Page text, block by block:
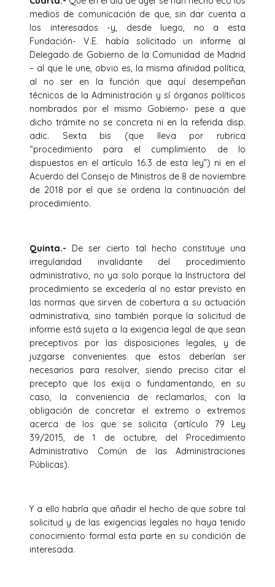
medios de comunicación de que, sin dar cuenta a
los interesados -y, desde luego, no a esta
Fundación- V.E. había solicitado un informe al
Delegado de Gobierno de la Comunidad de Madrid
– al que le une, obvio es, la misma afinidad política,
al no ser en la función que aquí desempeñan
técnicos de la Administración y sí órganos políticos
nombrados por el mismo Gobierno- pese a que
dicho trámite no se concreta ni en la referida disp.
adic. Sexta bis (que lleva por rubrica
“procedimiento para el cumplimiento de lo
dispuestos en el artículo 16.3 de esta ley”) ni en el
Acuerdo del Consejo de Ministros de 8 de noviembre
de 2018 por el que se ordena la continuación del
procedimiento.
Quinta.- De ser cierto tal hecho constituye una
irregularidad invalidante del procedimiento
administrativo, no ya solo porque la Instructora del
procedimiento se excedería al no estar previsto en
las normas que sirven de cobertura a su actuación
administrativa, sino también porque la solicitud de
informe está sujeta a la exigencia legal de que sean
preceptivos por las disposiciones legales, y de
juzgarse convenientes que estos deberían ser
necesarios para resolver, siendo preciso citar el
precepto que los exija o fundamentando, en su
caso, la conveniencia de reclamarlos, con la
obligación de concretar el extremo o extremos
acerca de los que se solicita (artículo 79 Ley
39/2015, de 1 de octubre, del Procedimiento
Administrativo Común de las Administraciones
Públicas).
Y a ello habría que añadir el hecho de que sobre tal
solicitud y de las exigencias legales no haya tenido
conocimiento formal esta parte en su condición de
interesada.